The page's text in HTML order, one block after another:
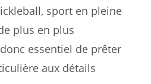
sport en pleine
plus en plus
essentiel de prêter
aux détails